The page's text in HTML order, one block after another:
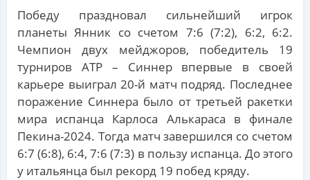
Победу праздновал сильнейший игрок
планеты Янник со счетом 7:6 (7:2), 6:2, 6:2.
Чемпион двух мейджоров, победитель 19
турниров ATP – Синнер впервые в своей
карьере выиграл 20-й матч подряд. Последнее
поражение Синнера было от третьей ракетки
мира испанца Карлоса Алькараса в финале
Пекина-2024. Тогда матч завершился со счетом
6:7 (6:8), 6:4, 7:6 (7:3) в пользу испанца. До этого
у итальянца был рекорд 19 побед кряду.